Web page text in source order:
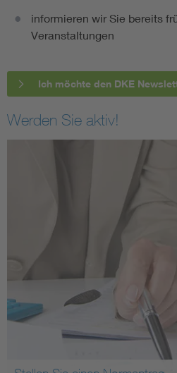
informieren wir Sie bereits
Veranstaltungen
Ich möchte den DKE
Werden Sie aktiv!